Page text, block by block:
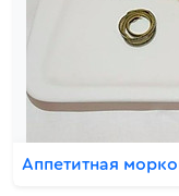
Аппетитная